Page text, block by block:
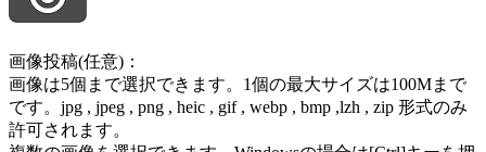
画像投稿(任意)：
画像は5個まで選択できます。1個の最大サイズは100Mまで
です。jpg , jpeg , png , heic , gif , webp , bmp ,lzh , zip 形式のみ
許可されます。